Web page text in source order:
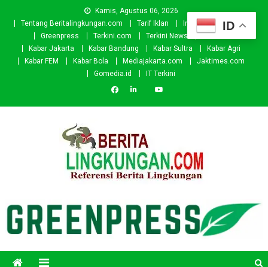
Kamis, Agustus 06, 2026
Tentang Beritalingkungan.com
Tarif Iklan Investor
Donasi
Greenpress
Terkini.com Terkini News
Kabar.id
Kabar Jakarta
Kabar Bandung Kabar Sultra
Kabar Agri
Kabar FEM
Kabar Bola Mediajakarta.com
Jaktimes.com
Gomedia.id
IT Terkini
ID